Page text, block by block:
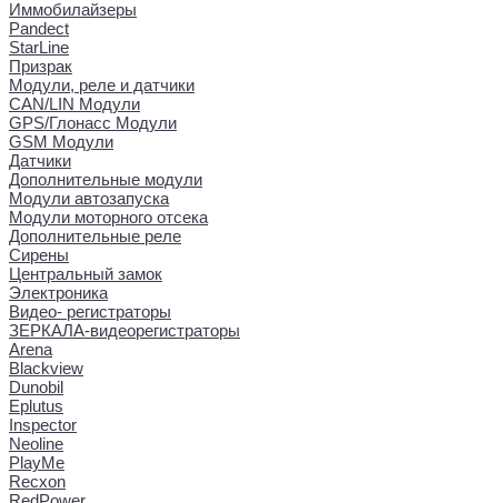
Иммобилайзеры
Pandect
StarLine
Призрак
Модули, реле и датчики
CAN/LIN Модули
GPS/Глонасс Модули
GSM Модули
Датчики
Дополнительные модули
Модули автозапуска
Модули моторного отсека
Дополнительные реле
Сирены
Центральный замок
Электроника
Видео- регистраторы
ЗЕРКАЛА-видеорегистраторы
Arena
Blackview
Dunobil
Eplutus
Inspector
Neoline
PlayMe
Recxon